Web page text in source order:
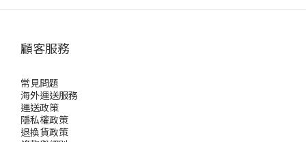
顧客服務
常見問題
海外運送服務
運送政策
隱私權政策
退換貨政策